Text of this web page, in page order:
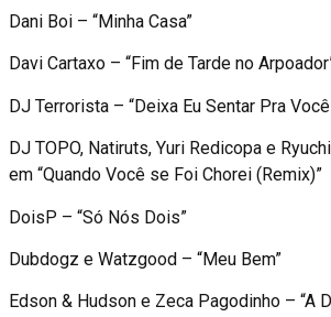
Dani Boi – “Minha Casa”
Davi Cartaxo – “Fim de Tarde no
DJ Terrorista – “Deixa Eu Sentar Pra
DJ TOPO, Natiruts, Yuri Redicopa e
em “Quando Você se Foi Chorei (Remix)”
DoisP – “Só Nós Dois”
Dubdogz e Watzgood – “Meu Bem”
Edson & Hudson e Zeca Pagodinho – “A